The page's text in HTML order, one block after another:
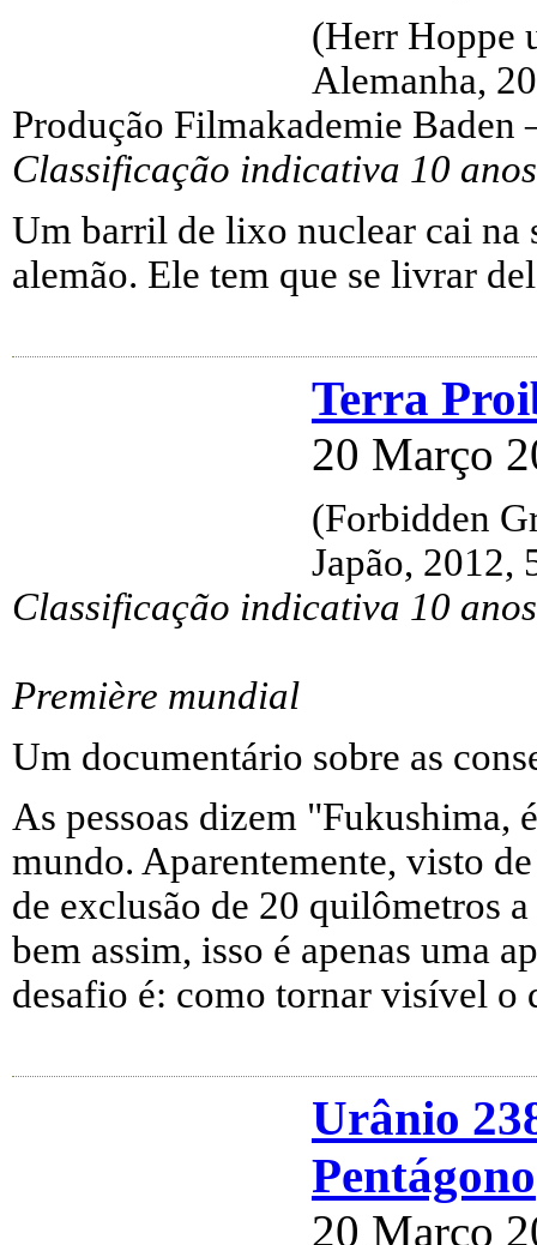
(Herr Hoppe
Alemanha,
Produção Filmakademie
Classificação indicativa 10 anos
Um barril de lixo nuclear cai na
alemão. Ele tem que se livrar
Terra
20 Março
(Forbidden
Japão, 2012,
Classificação indicativa 10 anos
Première mundial
Um documentário sobre as
As pessoas dizem "Fukushima,
mundo. Aparentemente, visto
de exclusão de 20 quilômetros
bem assim, isso é apenas uma
desafio é: como tornar visível o
Urânio
Pentágono
20 Março